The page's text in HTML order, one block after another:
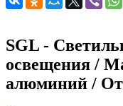
SGL -
освещения /
алюминий /